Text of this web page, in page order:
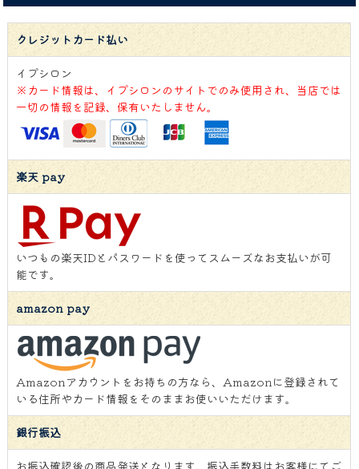
クレジットカード払い
イプシロン
※カード情報は、イプシロンのサイトでのみ使用され、当店では
一切の情報を記録、保有いたしません。
楽天 pay
いつもの楽天IDとパスワードを使ってスムーズなお支払いが可
能です。
amazon pay
Amazonアカウントをお持ちの方なら、Amazonに登録されて
いる住所やカード情報をそのままお使いいただけます。
銀行振込